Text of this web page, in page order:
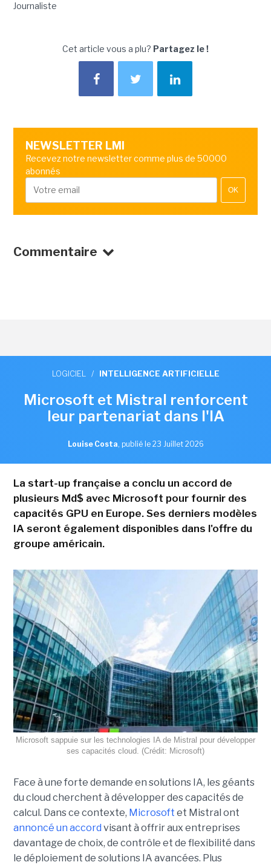
Journaliste
Cet article vous a plu? Partagez le !
NEWSLETTER LMI
Recevez notre newsletter comme plus de 50000
abonnés
OK
Commentaire
LOGICIEL / INTELLIGENCE ARTIFICIELLE
Microsoft et Mistral renforcent
leur partenariat dans l'IA
Louise Costa, publié le 23 Juillet 2026
La start-up française a conclu un accord de
plusieurs Md$ avec Microsoft pour fournir des
capacités GPU en Europe. Ses derniers modèles
IA seront également disponibles dans l'offre du
groupe américain.
Microsoft sappuie sur les technologies IA de Mistral pour développer
ses capacités cloud. (Crédit: Microsoft)
Face à une forte demande en solutions IA, les géants
du cloud cherchent à développer des capacités de
calcul. Dans ce contexte, Microsoft et Mistral ont
annoncé un accord visant à offrir aux entreprises
davantage de choix, de contrôle et de flexibilité dans
le déploiement de solutions IA avancées. Plus